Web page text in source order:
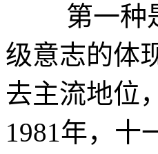
第一种是
级意志的体
去主流地位
1981年，十